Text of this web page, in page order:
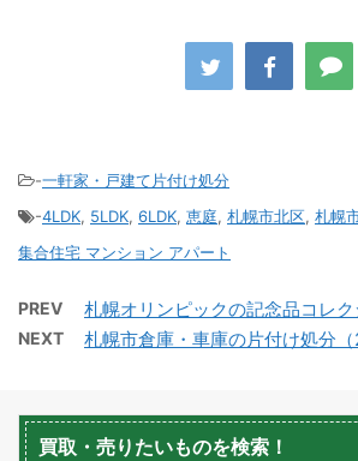
蘭越町不用品回収
-一軒家・戸建て片付け処分
-4LDK, 5LDK, 6LDK, 恵庭, 札幌市北区, 札幌
集合住宅 マンション アパート
PREV 札幌オリンピックの記念品コレ
NEXT 札幌市倉庫・車庫の片付け処分（
買取・売りたいものを検索！